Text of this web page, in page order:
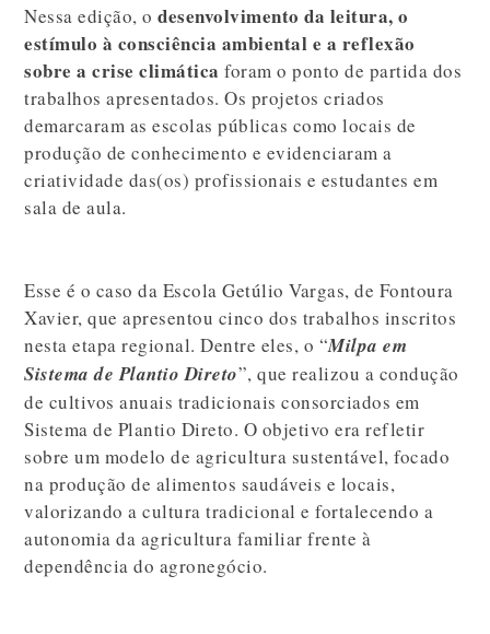
Nessa edição, odesenvolvimento da leitura, o
estímulo à consciência ambiental e a reflexão
sobre a crise climáticaforam o ponto de partida dos
trabalhos apresentados. Os projetos criados
demarcaram as escolas públicas como locais de
produção de conhecimento e evidenciaram a
criatividade das(os) profissionais e estudantes em
sala de aula.
Esse é o caso da Escola Getúlio Vargas, de Fontoura
Xavier, que apresentou cinco dos trabalhos inscritos
nesta etapa regional. Dentre eles, o “Milpa em
Sistema de Plantio Direto”, que realizou a condução
de cultivos anuais tradicionais consorciados em
Sistema de Plantio Direto. O objetivo era refletir
sobre um modelo de agricultura sustentável, focado
na produção de alimentos saudáveis e locais,
valorizando a cultura tradicional e fortalecendo a
autonomia da agricultura familiar frente à
dependência do agronegócio.